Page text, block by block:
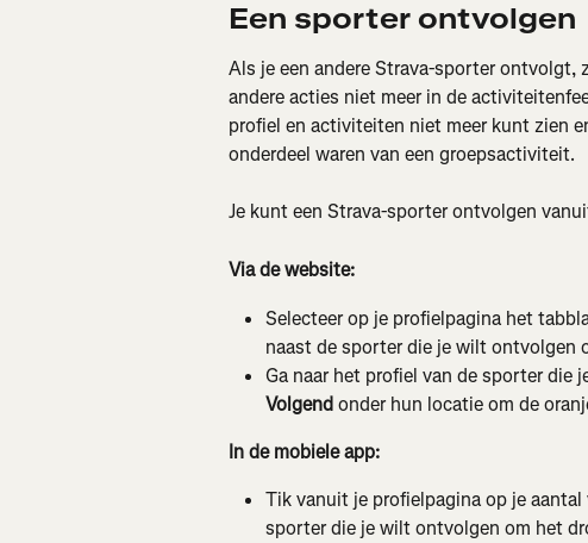
Een sporter ontvolgen
Als je een andere Strava-sporter
andere acties niet meer in de
profiel en activiteiten niet meer kunt zien
onderdeel waren van een groepsactiviteit.
Je kunt een Strava-sporter ontvolgen
Via de website:
Selecteer op je profielpagina het
naast de sporter die je wilt ontvolgen
Ga naar het profiel van de sporter die
Volgend onder hun locatie om de
In de mobiele app:
Tik vanuit je profielpagina op je
sporter die je wilt ontvolgen om het